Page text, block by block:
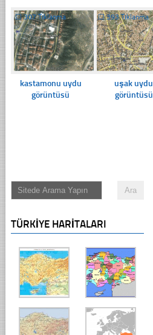
☐307 Tıklanma
kastamonu uydu
görüntüsü
☐393 Tıklanma
uşak uydu
görüntüsü
TÜRKIYE HARITALARI